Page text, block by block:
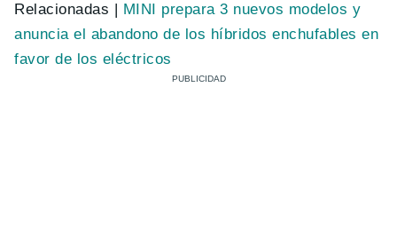
Relacionadas |
MINI prepara 3 nuevos modelos y
anuncia el abandono de los híbridos enchufables en
favor de los eléctricos